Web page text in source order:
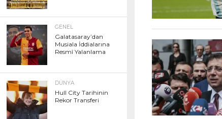
GENEL
Galatasaray’dan
Musiala İddialarına
Resmî Yalanlama
DÜNYA
Hull City Tarihinin
Rekor Transferi